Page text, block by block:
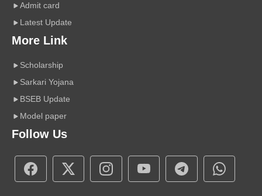
Admit card
Latest Update
More Link
Scholarship
Sarkari Yojana
BSEB Update
Model paper
Follow Us